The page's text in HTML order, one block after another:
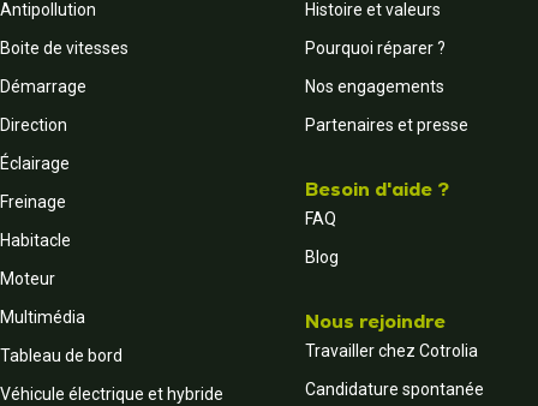
Antipollution
Boite de vitesses
Démarrage
Direction
Éclairage
Freinage
Habitacle
Moteur
Multimédia
Tableau de bord
Véhicule électrique et hybride
Histoire et valeurs
Pourquoi réparer ?
Nos engagements
Partenaires et presse
Besoin d'aide ?
FAQ
Blog
Nous rejoindre
Travailler chez Cotrolia
Candidature spontanée